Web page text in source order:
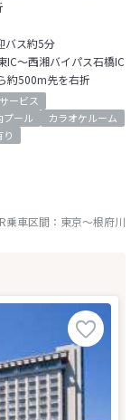
バス約5分
～西湘バイパス石橋IC
約500m先を右折
ービス
プール
カラオケルーム
り
乗車区間： 東京～根府川